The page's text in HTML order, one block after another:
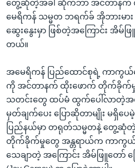
ဘာသာစကားများ
တွေ့ဆုံတဲ့အခါ ဆိုက်ဘာ အင်တာနက်
မေရိကန် သမ္မတ ဘရက်ခ် အိုဘားမား
ဆွေးနွေးမှာ ဖြစ်တဲ့အကြောင်း အိမ်
တယ်။
အမေရိကန် ပြည်ထောင်စုရဲ့ ကာကွယ်
ကို အင်တာနက် ထိုးဖောက် တိုက်ခို
သတင်းတွေ ထပ်မံ ထွက်ပေါ်လာတဲ့အပ
မှတ်ချက်ပေး ပြောဆိုတာမျိုး မရှိပ
ပြည်နယ်မှာ တရုတ်သမ္မတနဲ့ တွေ့ဆုံ
တိုက်ခိုက်မှုတွေ အန္တရာယ်က ကာကွယ်ရ
သေချာတဲ့ အကြောင်း အိမ်ဖြူတော် ပြ